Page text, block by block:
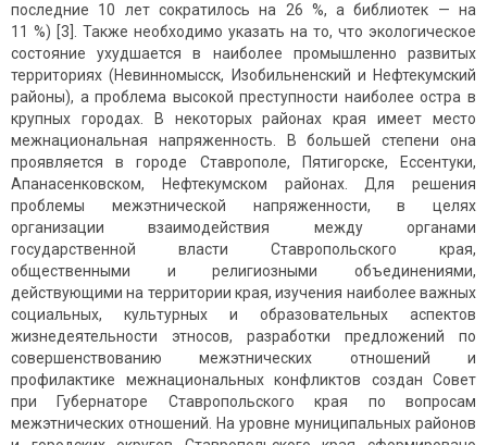
последние 10 лет сократилось на 26 %, а библиотек — на
11 %) [3]. Также необходимо указать на то, что экологическое
состояние ухудшается в наиболее промышленно развитых
территориях (Невинномысск, Изобильненский и Нефтекумский
районы), а проблема высокой преступности наиболее остра в
крупных городах. В некоторых районах края имеет место
межнациональная напряженность. В большей степени она
проявляется в городе Ставрополе, Пятигорске, Ессентуки,
Апанасенковском, Нефтекумском районах. Для решения
проблемы межэтнической напряженности, в целях
организации взаимодействия между органами
государственной власти Ставропольского края,
общественными и религиозными объединениями,
действующими на территории края, изучения наиболее важных
социальных, культурных и образовательных аспектов
жизнедеятельности этносов, разработки предложений по
совершенствованию межэтнических отношений и
профилактике межнациональных конфликтов создан Совет
при Губернаторе Ставропольского края по вопросам
межэтнических отношений. На уровне муниципальных районов